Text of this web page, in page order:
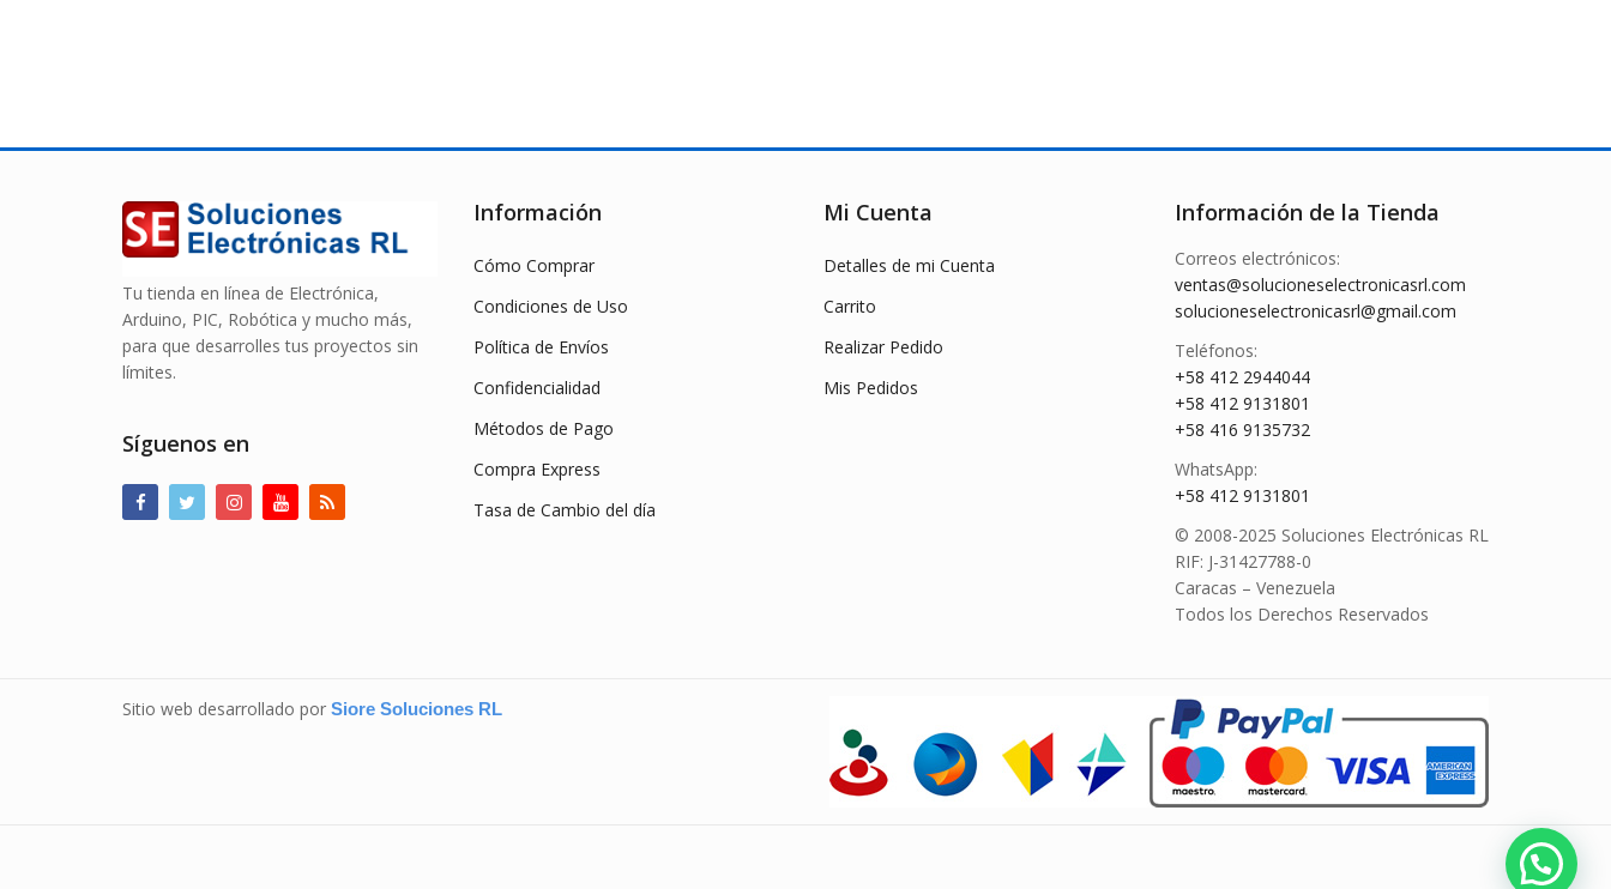
Tu tienda en línea de Electrónica,
Arduino, PIC, Robótica y mucho más,
para que desarrolles tus proyectos sin
límites.
Síguenos en
Información
Cómo Comprar
Condiciones de Uso
Política de Envíos
Confidencialidad
Métodos de Pago
Compra Express
Tasa de Cambio del día
Mi Cuenta
Detalles de mi Cuenta
Carrito
Realizar Pedido
Mis Pedidos
Información de la Tienda
Correos electrónicos:
ventas@solucioneselectronicasrl.com
solucioneselectronicasrl@gmail.com
Teléfonos:
+58 412 2944044
+58 412 9131801
+58 416 9135732
WhatsApp:
+58 412 9131801
© 2008-2025 Soluciones Electrónicas RL
RIF: J-31427788-0
Caracas – Venezuela
Todos los Derechos Reservados
Sitio web desarrollado por Siore Soluciones RL